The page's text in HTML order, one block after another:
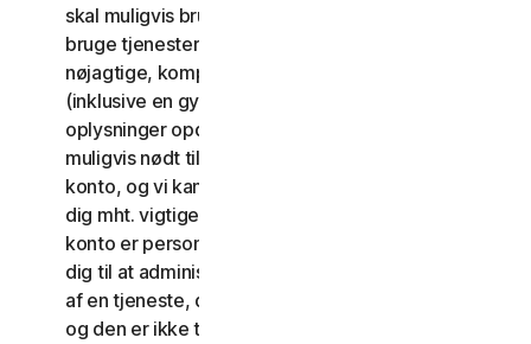
skal muligvis bruge en konto for at få adgang til og
bruge tjenesterne. Det er vigtigt, at du giver os
nøjagtige, komplette og aktuelle kontooplysninger
(inklusive en gyldig mailadresse) og holder disse
oplysninger opdaterede. Hvis du ikke gør det, er vi
muligvis nødt til at suspendere eller afslutte din
konto, og vi kan muligvis ikke komme i kontakt med
dig mht. vigtige beskeder om dine tjenester. Din
konto er personlig og må udelukkende bruges af
dig til at administrere dine (eller, hvis det er tilladt
af en tjeneste, din husstands eller SV's) tjenester,
og den er ikke til brug af andre tredjeparter til